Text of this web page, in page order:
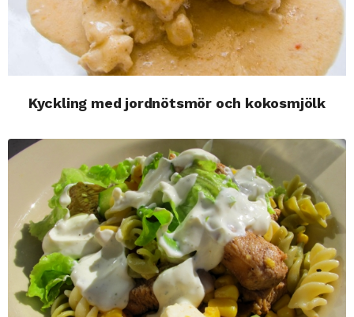
Kyckling med jordnötsmör och kokosmjölk